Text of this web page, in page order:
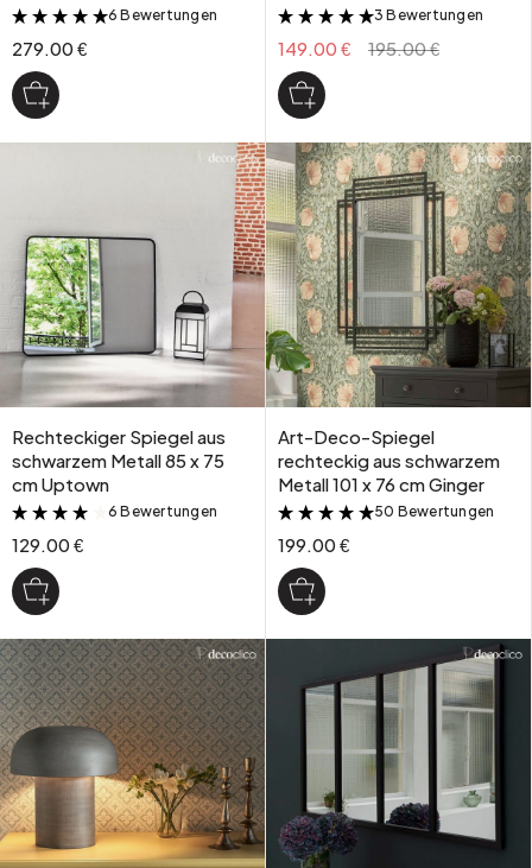
&
6 Bewertungen
279.00 €
&
3 Bewertungen
149.00 € 195.00 €
Rechteckiger Spiegel aus
schwarzem Metall 85 x 75
cm Uptown
&
6 Bewertungen
129.00 €
Art-Deco-Spiegel
rechteckig aus schwarzem
Metall 101 x 76 cm Ginger
&
50 Bewertungen
199.00 €